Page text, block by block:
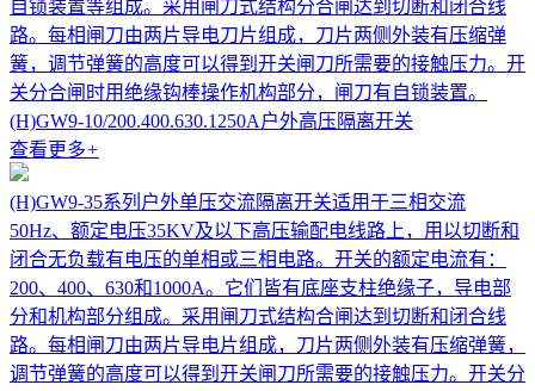
自锁装置等组成。采用闸刀式结构分合闸达到切断和闭合线
路。每相闸刀由两片导电刀片组成，刀片两侧外装有压缩弹
簧，调节弹簧的高度可以得到开关闸刀所需要的接触压力。开
关分合闸时用绝缘钩棒操作机构部分，闸刀有自锁装置。
(H)GW9-10/200.400.630.1250A户外高压隔离开关
查看更多+
(H)GW9-35系列户外单压交流隔离开关适用于三相交流
50Hz、额定电压35KV及以下高压输配电线路上，用以切断和
闭合无负载有电压的单相或三相电路。开关的额定电流有：
200、400、630和1000A。它们皆有底座支柱绝缘子，导电部
分和机构部分组成。采用闸刀式结构合闸达到切断和闭合线
路。每相闸刀由两片导电片组成，刀片两侧外装有压缩弹簧，
调节弹簧的高度可以得到开关闸刀所需要的接触压力。开关分